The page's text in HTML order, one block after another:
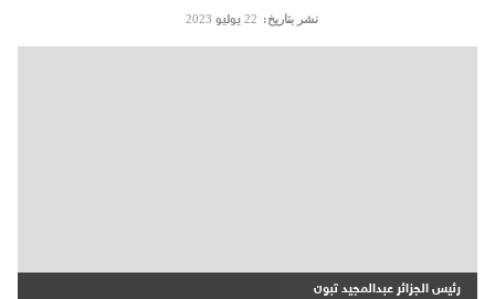
نشر بتاريخ: 22 يوليو 2023
رئيس الجزائر عبدالمجيد تبون